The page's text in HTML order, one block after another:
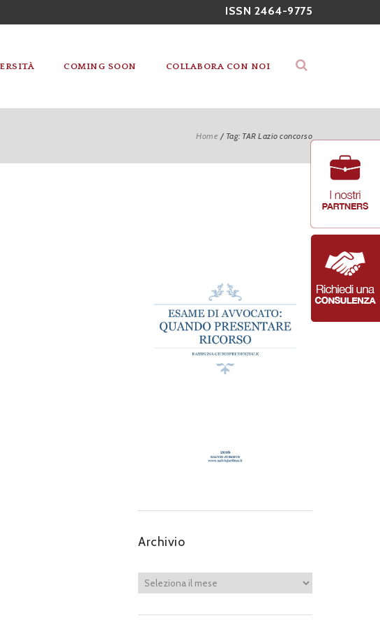
ISSN 2464-9775
COMING SOON COLLABORA CON NOI
Home / Tag: TAR Lazio concorso
Archivio